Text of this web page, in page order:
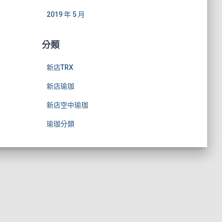
2019 年 5 月
分類
新店TRX
新店瑜珈
新店空中瑜珈
瑜珈分類